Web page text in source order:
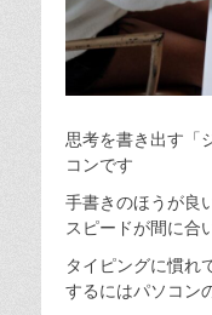
思考を書き出す「
コンです
手書きのほうが良
スピードが間に合
タイピングに慣れ
するにはパソコン